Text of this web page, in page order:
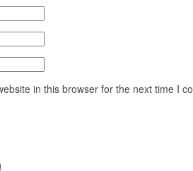
in this browser for the next time I